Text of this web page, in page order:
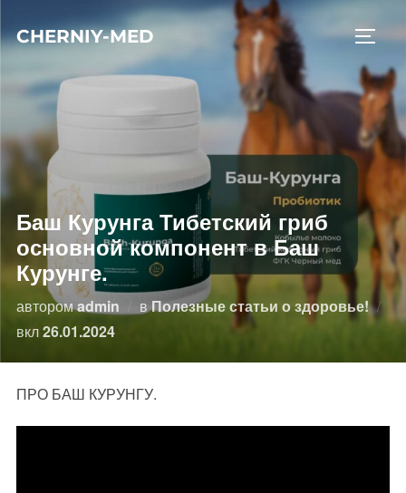
к CHERNIY-MED
Баш Курунга Тибетский гриб
основной компонент в Баш
Курунге.
авторомadmin вПолезные статьи о здоровье!
вклОпубликовано
26.01.2024
ПРО БАШ КУРУНГУ.